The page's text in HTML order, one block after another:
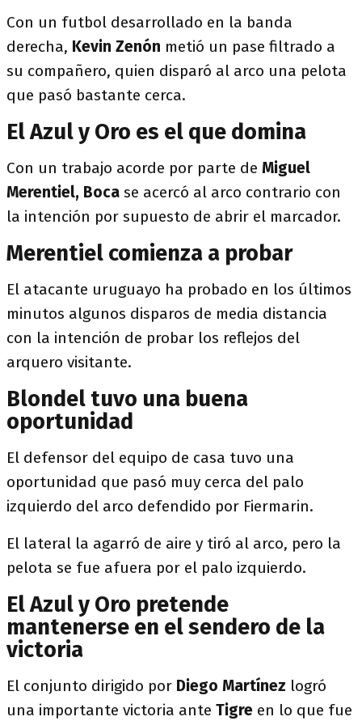
Con un futbol desarrollado en la banda
derecha, Kevin Zenón metió un pase filtrado a
su compañero, quien disparó al arco una pelota
que pasó bastante cerca.
El Azul y Oro es el que domina
Con un trabajo acorde por parte de Miguel
Merentiel, Boca se acercó al arco contrario con
la intención por supuesto de abrir el marcador.
Merentiel comienza a probar
El atacante uruguayo ha probado en los últimos
minutos algunos disparos de media distancia
con la intención de probar los reflejos del
arquero visitante.
Blondel tuvo una buena
oportunidad
El defensor del equipo de casa tuvo una
oportunidad que pasó muy cerca del palo
izquierdo del arco defendido por Fiermarin.
El lateral la agarró de aire y tiró al arco, pero la
pelota se fue afuera por el palo izquierdo.
El Azul y Oro pretende
mantenerse en el sendero de la
victoria
El conjunto dirigido por Diego Martínez logró
una importante victoria ante Tigre en lo que fue